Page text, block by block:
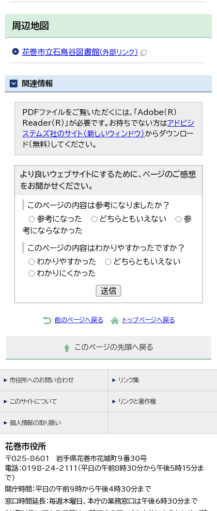
周辺地図
花巻市立石鳥谷図書館（外部リンク）
関連情報
PDFファイルをご覧いただくには、「Adobe（R）
Reader（R）」が必要です。お持ちでない方はアドビシ
ステムズ社のサイト（新しいウィンドウ） からダウンロー
ド（無料）してください。
より良いウェブサイトにするために、ページのご感想
をお聞かせください。
このページの内容は参考になりましたか？
参考になった
どちらともいえない
参
考にならなかった
このページの内容はわかりやすかったですか？
わかりやすかった
どちらともいえない
わかりにくかった
送信
前のページへ戻る トップページへ戻る
このページの先頭へ戻る
市役所へのお問い合わせ リンク集
このサイトについて リンクと著作権
個人情報の取り扱い
花巻市役所
〒025-8601 岩手県花巻市花城町9番30号
電話：0198-24-2111（平日の午前8時30分から午後5時15分ま
で）
開庁時間：平日の午前9時から午後4時30分まで
窓口時間延長：毎週木曜日、本庁の業務窓口は午後6時30分まで